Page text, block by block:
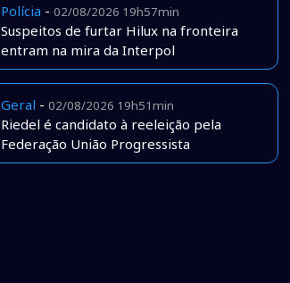
Polícia - 02/08/2026 19h57min
Suspeitos de furtar Hilux na fronteira
entram na mira da Interpol
Geral - 02/08/2026 19h51min
Riedel é candidato à reeleição pela
Federação União Progressista